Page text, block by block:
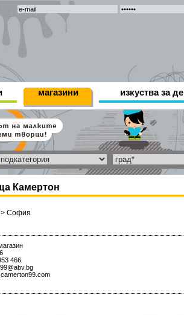
магазини изкуства за
Камертон
> София
466